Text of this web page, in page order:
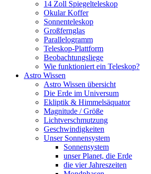
14 Zoll Spiegelteleskop
Okular Koffer
Sonnenteleskop
Großfernglas
Parallelogramm
Teleskop-Plattform
Beobachtungsliege
Wie funktioniert ein Teleskop?
Astro Wissen
Astro Wissen übersicht
Die Erde im Universum
Ekliptik & Himmelsäquator
Magnitude / Größe
Lichtverschmutzung
Geschwindigkeiten
Unser Sonnensystem
Sonnensystem
unser Planet, die Erde
die vier Jahreszeiten